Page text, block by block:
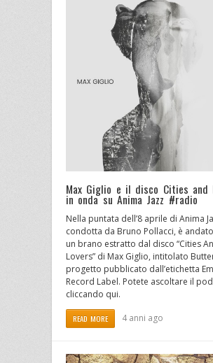
Max Giglio e il disco Cities and
in onda su Anima Jazz #radio
Nella puntata dell’8 aprile di Anima
condotta da Bruno Pollacci, è
un brano estratto dal disco “Cities
Lovers” di Max Giglio, intitolato
progetto pubblicato dall’etichetta
Record Label. Potete ascoltare il
cliccando qui.
READ MORE 4 anni ago